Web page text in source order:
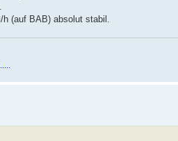
(auf BAB) absolut stabil.